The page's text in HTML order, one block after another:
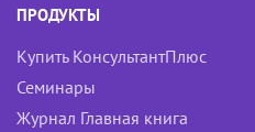
ПРОДУКТЫ
Купить КонсультантПлюс
Семинары
Журнал Главная книга